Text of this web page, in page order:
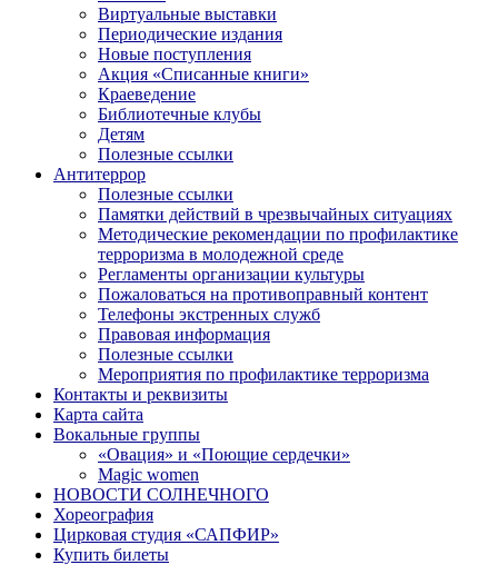
Виртуальные выставки
Периодические издания
Новые поступления
Акция «Списанные книги»
Краеведение
Библиотечные клубы
Детям
Полезные ссылки
Антитеррор
Полезные ссылки
Памятки действий в чрезвычайных ситуациях
Методические рекомендации по профилактике
терроризма в молодежной среде
Регламенты организации культуры
Пожаловаться на противоправный контент
Телефоны экстренных служб
Правовая информация
Полезные ссылки
Мероприятия по профилактике терроризма
Контакты и реквизиты
Карта сайта
Вокальные группы
«Овация» и «Поющие сердечки»
Magic women
НОВОСТИ СОЛНЕЧНОГО
Хореография
Цирковая студия «САПФИР»
Купить билеты